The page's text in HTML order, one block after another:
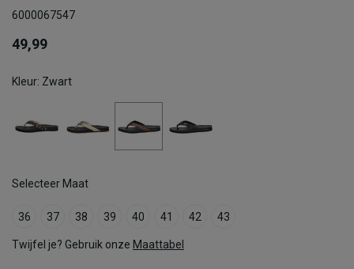
6000067547
49,99
Kleur: Zwart
Selecteer Maat
36 37 38 39 40 41 42 43
Twijfel je? Gebruik onze Maattabel